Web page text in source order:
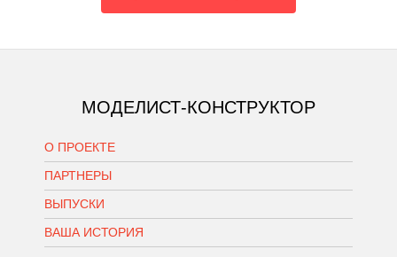
МОДЕЛИСТ-КОНСТРУКТОР
О ПРОЕКТЕ
ПАРТНЕРЫ
ВЫПУСКИ
ВАША ИСТОРИЯ